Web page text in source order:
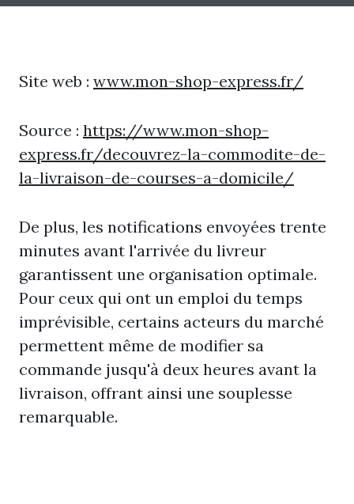
Site web : www.mon-shop-express.fr/
Source : https://www.mon-shop-
express.fr/decouvrez-la-commodite-de-
la-livraison-de-courses-a-domicile/
De plus, les notifications envoyées trente
minutes avant l'arrivée du livreur
garantissent une organisation optimale.
Pour ceux qui ont un emploi du temps
imprévisible, certains acteurs du marché
permettent même de modifier sa
commande jusqu'à deux heures avant la
livraison, offrant ainsi une souplesse
remarquable.